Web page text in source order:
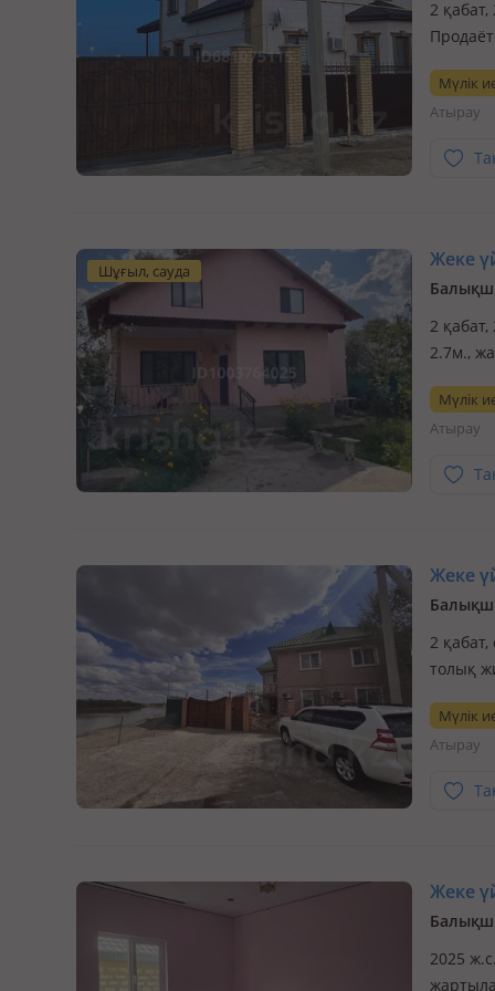
2
очень
Дом был
Мүлік
Атырау
Шұғыл, сауда Жеке
2
2.7м.,
ходьбы
Мүлік
Атырау
Жеке
2
толық
Мүлік
Атырау
Жеке
2025